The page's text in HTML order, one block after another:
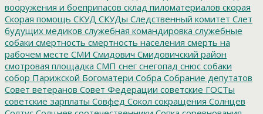
вооружения и боеприпасов склад пиломатериалов скорая
Скорая помощь СКУД СКУДы Следственный комитет Слет
будущих медиков служебная командировка служебные
собаки смертность смертность населения смерть на
рабочем месте СМИ Смидович Смидовичский район
смотровая площадка СМП снег снегопад снюс собаки
собор Парижской Богоматери Собра Собрание депутатов
Совет ветеранов Совет Федерации советские ГОСТы
советские зарплаты Совфед Сокол сокращения Солнцев